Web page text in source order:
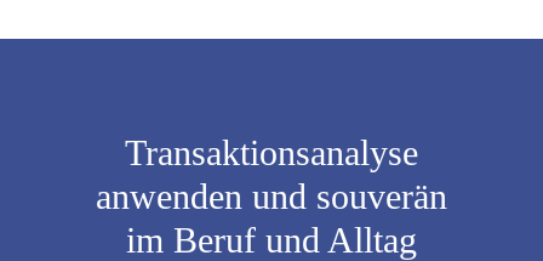
Transaktionsanalyse
anwenden und souverän
im Beruf und Alltag